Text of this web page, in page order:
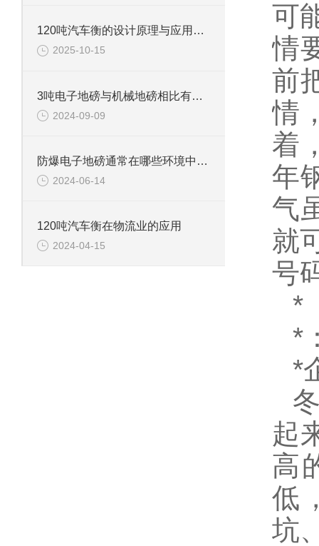
120吨汽车衡的设计原理与应用领域
2025-10-15
3吨电子地磅与机械地磅相比有哪些优势？
2024-09-09
防爆电子地磅通常在哪些环境中使用？
2024-06-14
120吨汽车衡在物流业的应用
2024-04-15
可
情
前
情
着
年
气
就
号
*
*
*
起
高
低
坑